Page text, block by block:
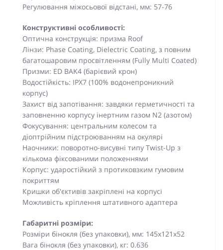
Регулювання міжосьової відстані, мм: 57-76
Конструктивні особливості:
Оптична конструкція: призма Roof
Лінзи: Phase Coating, Dielectric Coating, з повним
багатошаровим просвітленням (Fully Multi Coated)
Призми: ED BAK4 (барієвий крон)
Водостійкість: IPX7 (100% водонепроникний
корпус)
Захист від запотівання: завдяки герметичності та
заповненню корпусу інертним газом N2 (азотом)
Фокусування: центральним колесом та
діоптрійним підстроюванням на окулярі
Наочники: поворотно-висувні типу Twist-Up з
кількома фіксованими положеннями
Корпус: ударостійкий з протиковзким гумовим
покриттям
Кришки об'єктивів закріплені на корпусі
Можливість кріплення штативного адаптера
Габаритні розміри:
Розміри бінокля (без упаковки), мм: 145х121x52
Вага бінокля (без упаковки), кг: 0.636